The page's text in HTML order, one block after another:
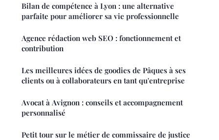
Bilan de compétence à Lyon : une alternative
parfaite pour améliorer sa vie professionnelle
Agence rédaction web SEO : fonctionnement et
contribution
Les meilleures idées de goodies de Pâques à ses
clients ou à collaborateurs en tant qu'entreprise
Avocat à Avignon : conseils et accompagnement
personnalisé
Petit tour sur le métier de commissaire de justice